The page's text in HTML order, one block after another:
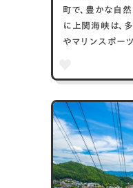
町で、豊かな自
に上関海峡は、
やマリンスポー
は新鮮な魚介類
獲れたての魚が
海を望む露天風
ポットとして人
な遺産、温暖な
魅力の上関町は